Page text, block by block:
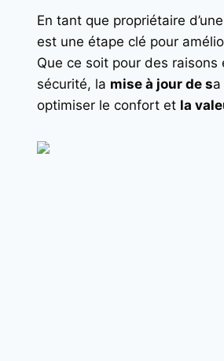
En tant que propriétaire
est une étape clé pour
Que ce soit pour des
sécurité, la mise à jour de sa
optimiser le confort et la